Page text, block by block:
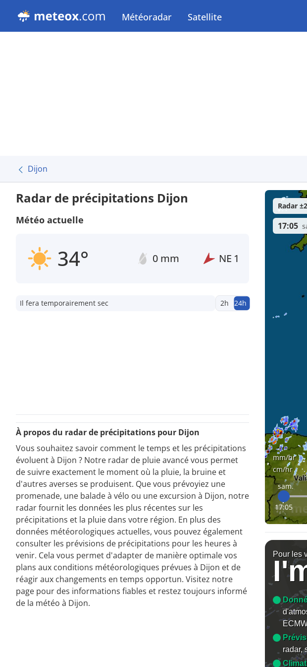
Météoradar Satellite
Dijon
Radar de précipitations Dijon
Météo actuelle
34° 0 mm NE 1
Il fera temporairement sec 2h 24h
À propos du radar de précipitations pour Dijon
Vous souhaitez savoir comment le temps et les précipitations
évoluent à Dijon ? Notre radar de pluie avancé vous permet
de suivre exactement le moment où la pluie, la bruine et
d'autres averses se produisent. Que vous prévoyiez une
promenade, une balade à vélo ou une excursion à Dijon, notre
radar fournit les données les plus récentes sur les
précipitations et la pluie dans votre région. En plus des
données météorologiques actuelles, vous pouvez également
consulter les prévisions de précipitations pour les heures à
venir. Cela vous permet d'adapter de manière optimale vos
plans aux conditions météorologiques prévues à Dijon et de
réagir aux changements en temps opportun. Visitez notre
page pour des informations fiables et restez toujours informé
de la météo à Dijon.
mm/hr
cm/hr
sam.
17:05
Radar
17:05
Pour les
radar,